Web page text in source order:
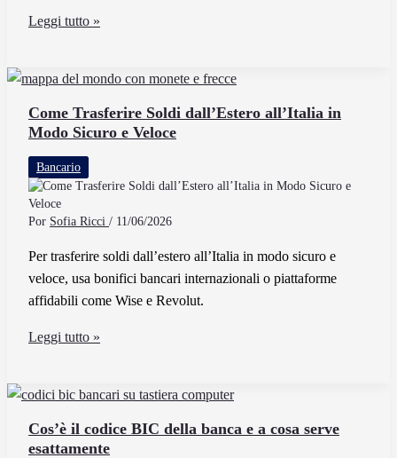
Come
conto
al
Monte
dei
Paschi
di
Siena
Leggi tutto »
Come Trasferire Soldi dall’Estero all’Italia in
Modo Sicuro e Veloce
Bancario
Por Sofia Ricci / 11/06/2026
Per trasferire soldi dall’estero all’Italia in modo sicuro e
veloce, usa bonifici bancari internazionali o piattaforme
affidabili come Wise e Revolut.
Come
dall’Estero
all’Italia
in
Leggi tutto »
Cos’è il codice BIC della banca e a cosa serve
esattamente